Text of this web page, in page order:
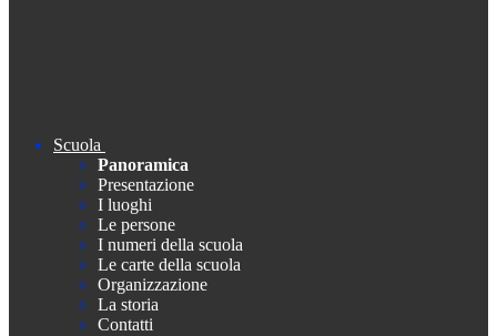
Scuola
Panoramica
Presentazione
I luoghi
Le persone
I numeri della scuola
Le carte della scuola
Organizzazione
La storia
Contatti